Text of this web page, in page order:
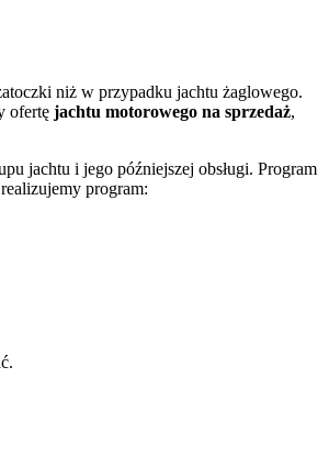
niż w przypadku jachtu żaglowego.
ofertę jachtu motorowego na sprzedaż,
jachtu i jego późniejszej obsługi. Program
program: